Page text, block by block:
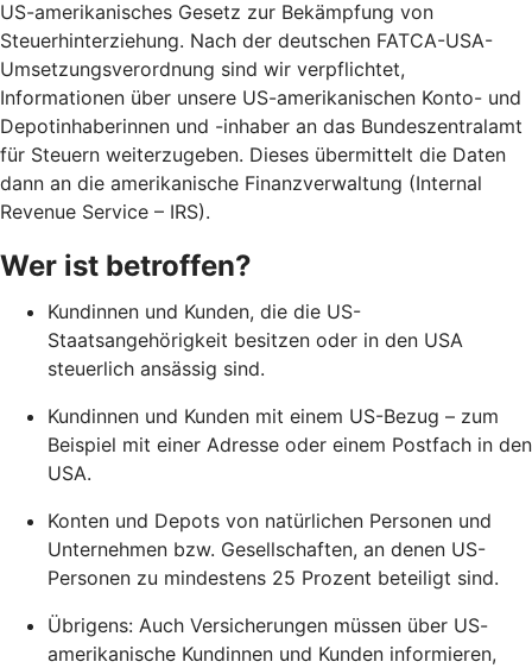
US-amerikanisches Gesetz zur Bekämpfung von
Steuerhinterziehung. Nach der deutschen FATCA-USA-
Umsetzungsverordnung sind wir verpflichtet,
Informationen über unsere US-amerikanischen Konto- und
Depotinhaberinnen und -inhaber an das Bundeszentralamt
für Steuern weiterzugeben. Dieses übermittelt die Daten
dann an die amerikanische Finanzverwaltung (Internal
Revenue Service – IRS).
Wer ist betroffen?
Kundinnen und Kunden, die die US-
Staatsangehörigkeit besitzen oder in den USA
steuerlich ansässig sind.
Kundinnen und Kunden mit einem US-Bezug – zum
Beispiel mit einer Adresse oder einem Postfach in den
USA.
Konten und Depots von natürlichen Personen und
Unternehmen bzw. Gesellschaften, an denen US-
Personen zu mindestens 25 Prozent beteiligt sind.
Übrigens: Auch Versicherungen müssen über US-
amerikanische Kundinnen und Kunden informieren,